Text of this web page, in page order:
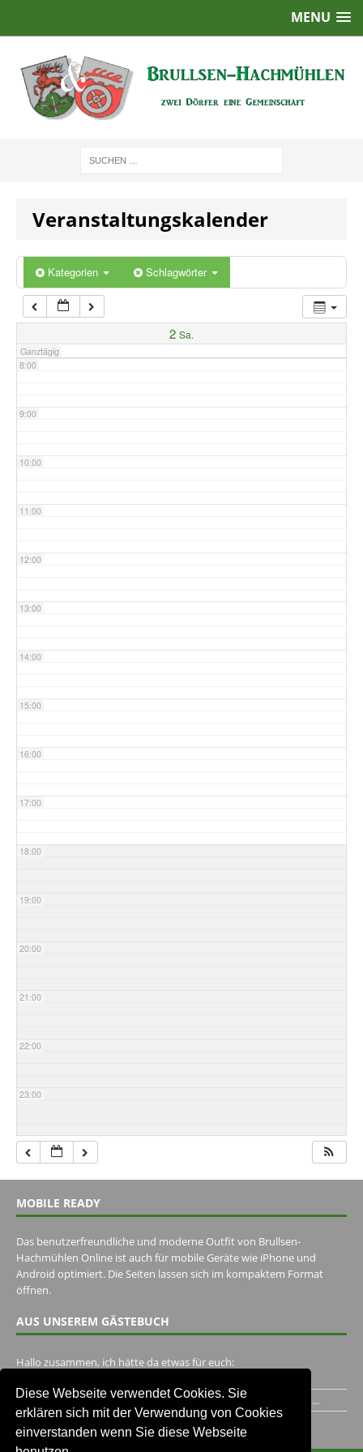
Diese Webseite verwendet Cookies. Sie
erklären sich mit der Verwendung von Cookies
einverstanden wenn Sie diese Webseite
MENU
Veranstaltungskalender
Kategorien Schlagwörter
2 Sa.
Ganztägig
2:00
5:00
7:00
8:00
9:00
10:00
11:00
12:00
13:00
14:00
15:00
16:00
17:00
18:00
19:00
20:00
21:00
22:00
23:00
MOBILE READY
Das benutzerfreundliche und moderne Outfit von Brullsen-
Hachmühlen Online ist auch für mobile Geräte wie iPhone und
Android optimiert. Die Seiten lassen sich im kompaktem Format
öffnen.
AUS UNSEREM GÄSTEBUCH
Hallo zusammen, ich hätte da etwas für euch:
Ich habe ein Jahr im Gasthaus Hugo Pape verbracht..Habe ihn...
Unser Gästebuch besuchen